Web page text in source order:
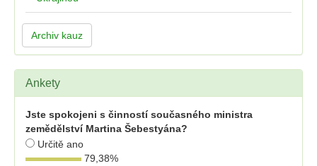
Archiv kauz
Ankety
Jste spokojeni s činností současného ministra
zemědělství Martina Šebestyána?
Určitě ano
79,38%